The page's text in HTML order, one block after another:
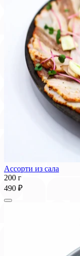
Ассорти из сала
200 г
490 ₽